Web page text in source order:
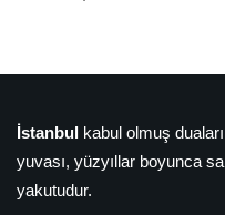
İstanbul kabul olmuş
yuvası, yüzyıllar boyunca
yakutudur.